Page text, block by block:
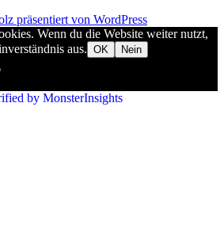
präsentiert von WordPress
Wenn du die Website weiter nutzt,
aus. OK
Nein